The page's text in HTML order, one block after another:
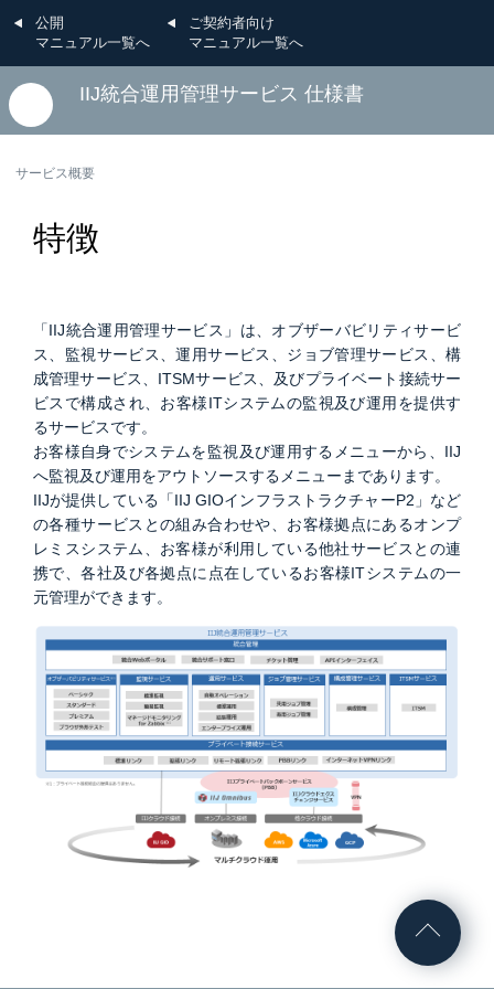
公開
マニュアル一覧へ
ご契約者向け
マニュアル一覧へ
IIJ統合運用管理サービス 仕様書
サービス概要
特徴
「IIJ統合運用管理サービス」は、オブザーバビリティサービ
ス、監視サービス、運用サービス、ジョブ管理サービス、構
成管理サービス、ITSMサービス、及びプライベート接続サー
ビスで構成され、お客様ITシステムの監視及び運用を提供す
るサービスです。
お客様自身でシステムを監視及び運用するメニューから、IIJ
へ監視及び運用をアウトソースするメニューまであります。
IIJが提供している「IIJ GIOインフラストラクチャーP2」など
の各種サービスとの組み合わせや、お客様拠点にあるオンプ
レミスシステム、お客様が利用している他社サービスとの連
携で、各社及び各拠点に点在しているお客様ITシステムの一
元管理ができます。